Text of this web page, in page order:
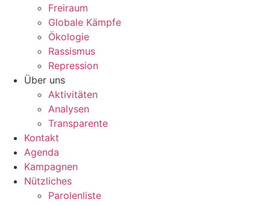
Freiraum
Globale Kämpfe
Ökologie
Rassismus
Repression
Über uns
Aktivitäten
Analysen
Transparente
Kontakt
Agenda
Kampagnen
Nützliches
Parolenliste